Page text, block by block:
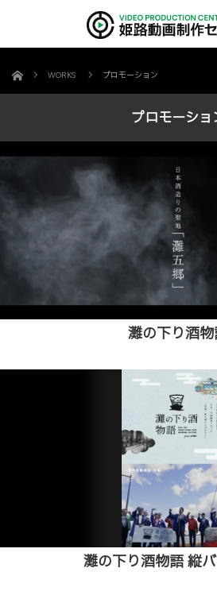
ホーム WORKS プロモーション
プロモーショ
灘の下り酒
灘の下り酒物語 縦